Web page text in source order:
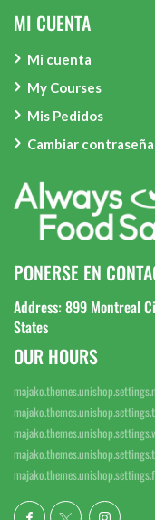
MI CUENTA
Mi cuenta
My Courses
Mis Pedidos
Cambiar contraseña
PONERSE EN
Address: 899 Montreal
States
OUR HOURS